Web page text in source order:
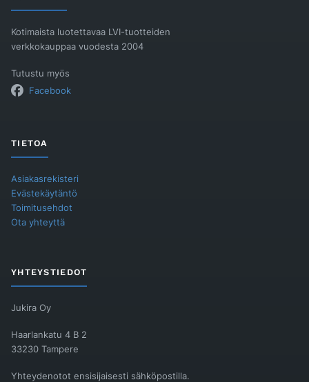
Kotimaista luotettavaa LVI-tuotteiden
verkkokauppaa vuodesta 2004
Tutustu myös
Facebook
TIETOA
Asiakasrekisteri
Evästekäytäntö
Toimitusehdot
Ota yhteyttä
YHTEYSTIEDOT
Jukira Oy
Haarlankatu 4 B 2
33230 Tampere
Yhteydenotot ensisijaisesti sähköpostilla.